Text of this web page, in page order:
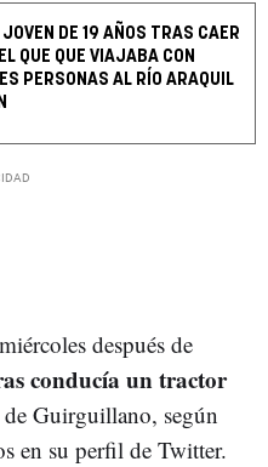
JOVEN DE 19 AÑOS TRAS CAER
QUE QUE VIAJABA CON
PERSONAS AL RÍO ARAQUIL
después de
conducía un tractor
Guirguillano, según
en su perfil de Twitter.